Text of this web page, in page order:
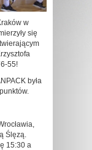
w
się
55!
była
Ślęzą.
15:30 a